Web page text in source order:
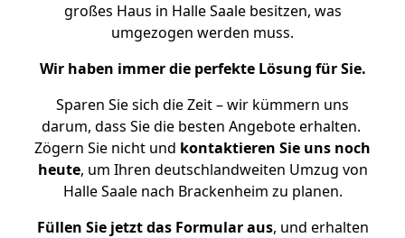
großes Haus in Halle Saale besitzen, was
umgezogen werden muss.
Wir haben immer die perfekte Lösung für Sie.
Sparen Sie sich die Zeit – wir kümmern uns
darum, dass Sie die besten Angebote erhalten.
Zögern Sie nicht und kontaktieren Sie uns noch
heute, um Ihren deutschlandweiten Umzug von
Halle Saale nach Brackenheim zu planen.
Füllen Sie jetzt das Formular aus, und erhalten